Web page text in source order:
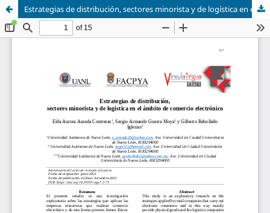
Estrategias de distribución, sectores minorista y de logística en el ámbito de comercio electrónico